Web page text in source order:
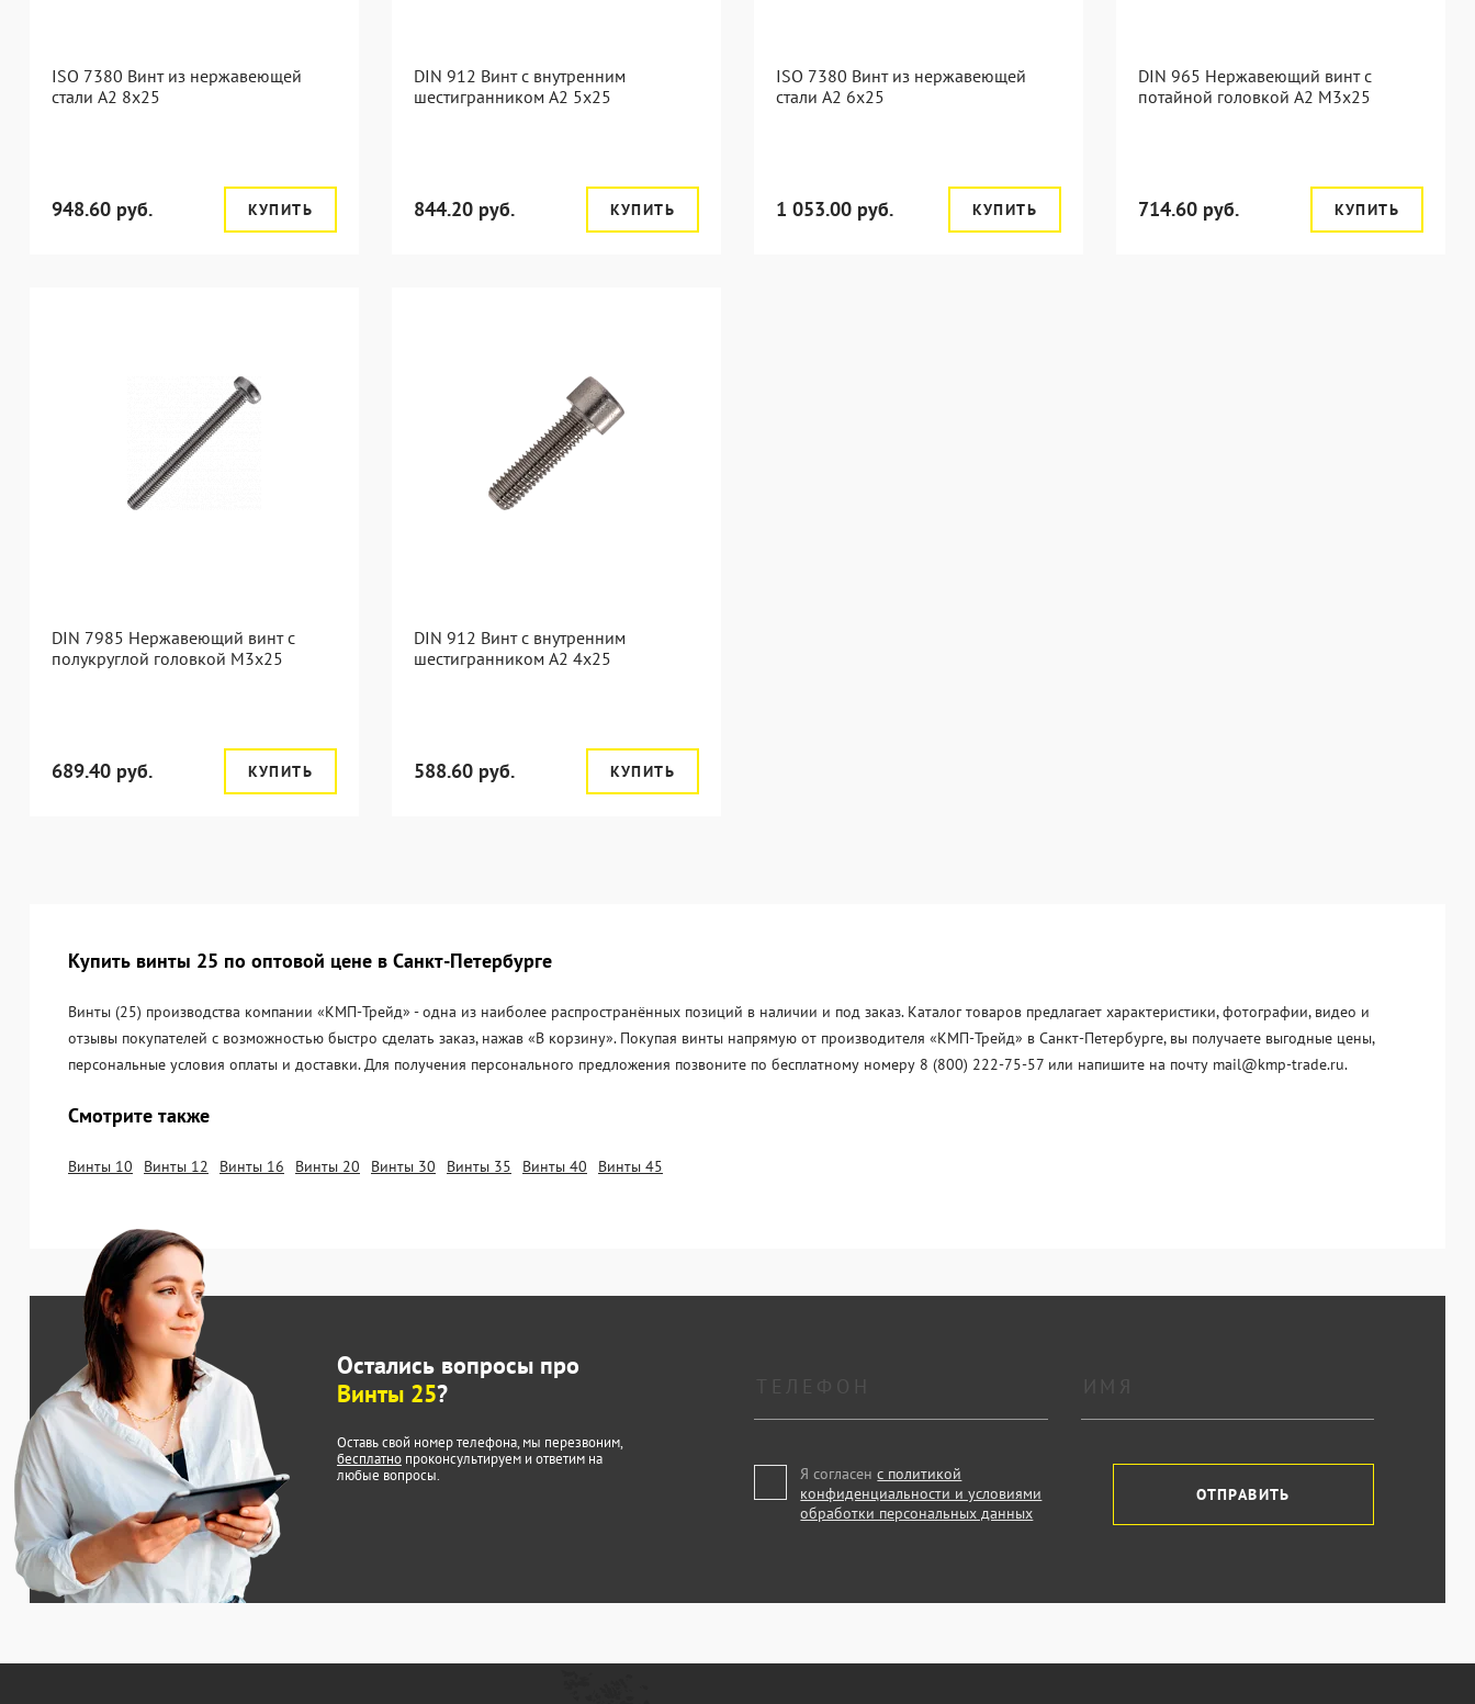
ISO 7380 Винт из нержавеющей
стали А2 8х25
948.60 руб. КУПИТЬ
DIN 912 Винт с внутренним
шестигранником А2 5х25
844.20 руб. КУПИТЬ
ISO 7380 Винт из нержавеющей
стали А2 6х25
1 053.00 руб. КУПИТЬ
DIN 965 Нержавеющий винт с
потайной головкой А2 М3x25
714.60 руб. КУПИТЬ
DIN 7985 Нержавеющий винт с
полукруглой головкой М3х25
689.40 руб. КУПИТЬ
DIN 912 Винт с внутренним
шестигранником А2 4х25
588.60 руб. КУПИТЬ
Купить винты 25 по оптовой цене в Санкт-Петербурге
Винты (25) производства компании «KМП-Трейд» - одна из наиболее распространённых позиций в наличии и под заказ. Каталог товаров предлагает характеристики, фотографии, видео и
отзывы покупателей с возможностью быстро сделать заказ, нажав «В корзину». Покупая винты напрямую от производителя «KМП-Трейд» в Санкт-Петербурге, вы получаете выгодные цены,
персональные условия оплаты и доставки. Для получения персонального предложения позвоните по бесплатному номеру 8 (800) 222-75-57 или напишите на почту mail@kmp-trade.ru.
Смотрите также
Винты 10 Винты 12 Винты 16 Винты 20 Винты 30 Винты 35 Винты 40 Винты 45
Остались вопросы про
Винты 25?
Оставь свой номер телефона, мы перезвоним,
бесплатно проконсультируем и ответим на
любые вопросы.
Я согласенс политикой
конфиденциальности и условиями
обработки персональных данных
ОТПРАВИТЬ